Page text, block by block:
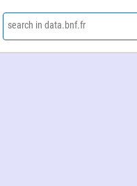
search in data.bnf.fr